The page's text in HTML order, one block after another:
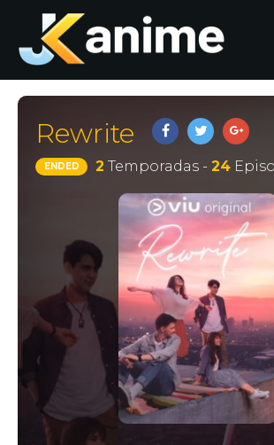
Rewrite
ENDED 2 Temporadas - 24